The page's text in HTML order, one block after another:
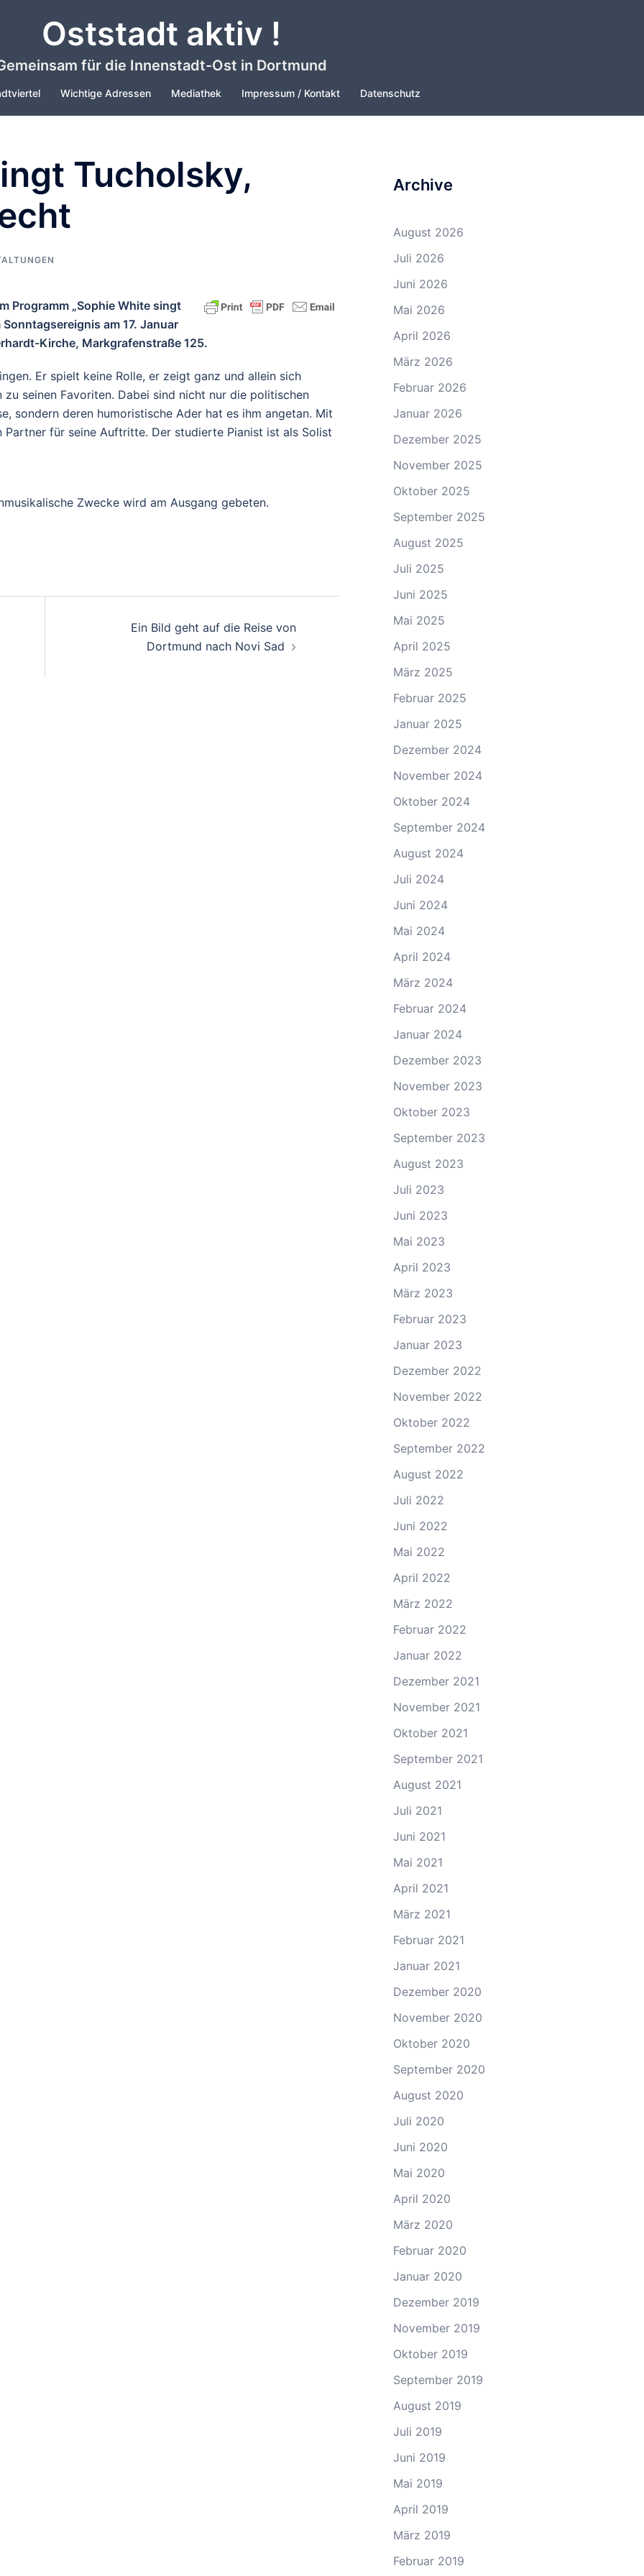
Oststadt aktiv !
für die Innenstadt-Ost in Dortmund
Wichtige Adressen Mediathek Impressum / Kontakt Datenschutz
Tucholsky,
Programm „Sophie White singt
am 17. Januar
Kirche, Markgrafenstraße 125.
Er spielt keine Rolle, er zeigt ganz und allein sich
seinen Favoriten. Dabei sind nicht nur die politischen
sondern deren humoristische Ader hat es ihm angetan. Mit
für seine Auftritte. Der studierte Pianist ist als Solist
Zwecke wird am Ausgang gebeten.
Ein Bild geht auf die Reise von
Dortmund nach Novi Sad
Archive
August 2026
Juli 2026
Juni 2026
Mai 2026
April 2026
März 2026
Februar 2026
Januar 2026
Dezember 2025
November 2025
Oktober 2025
September 2025
August 2025
Juli 2025
Juni 2025
Mai 2025
April 2025
März 2025
Februar 2025
Januar 2025
Dezember 2024
November 2024
Oktober 2024
September 2024
August 2024
Juli 2024
Juni 2024
Mai 2024
April 2024
März 2024
Februar 2024
Januar 2024
Dezember 2023
November 2023
Oktober 2023
September 2023
August 2023
Juli 2023
Juni 2023
Mai 2023
April 2023
März 2023
Februar 2023
Januar 2023
Dezember 2022
November 2022
Oktober 2022
September 2022
August 2022
Juli 2022
Juni 2022
Mai 2022
April 2022
März 2022
Februar 2022
Januar 2022
Dezember 2021
November 2021
Oktober 2021
September 2021
August 2021
Juli 2021
Juni 2021
Mai 2021
April 2021
März 2021
Februar 2021
Januar 2021
Dezember 2020
November 2020
Oktober 2020
September 2020
August 2020
Juli 2020
Juni 2020
Mai 2020
April 2020
März 2020
Februar 2020
Januar 2020
Dezember 2019
November 2019
Oktober 2019
September 2019
August 2019
Juli 2019
Juni 2019
Mai 2019
April 2019
März 2019
Februar 2019